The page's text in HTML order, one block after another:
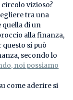
vizioso?
tra una
quella di un
alla finanza,
questo si può
secondo lo
noi possiamo
come aderire si